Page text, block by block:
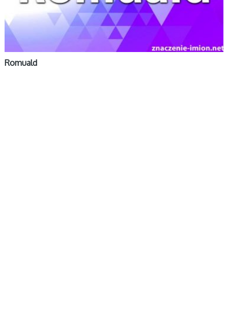
Romuald